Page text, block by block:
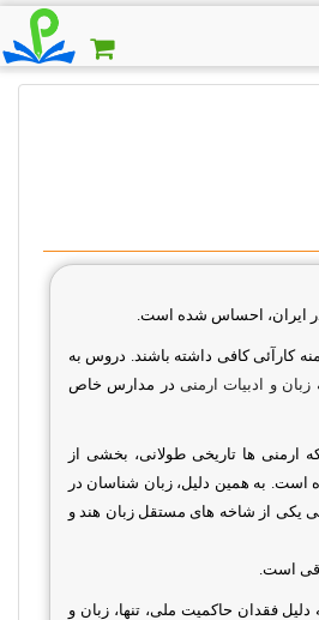
در ایران، احساس شده است.
کارآئى کافى داشته باشند. دروس به‌
زبان و ادبیات ارمنیدر مدارس خاص
ارمنی ها تاریخی طولانی، بخشی از
است. به همین دلیل، زبان شناسان در
یکی از شاخه های مستقل زبان هند و
است.
فقدان حاکمیت ملی، تنها، زبان و